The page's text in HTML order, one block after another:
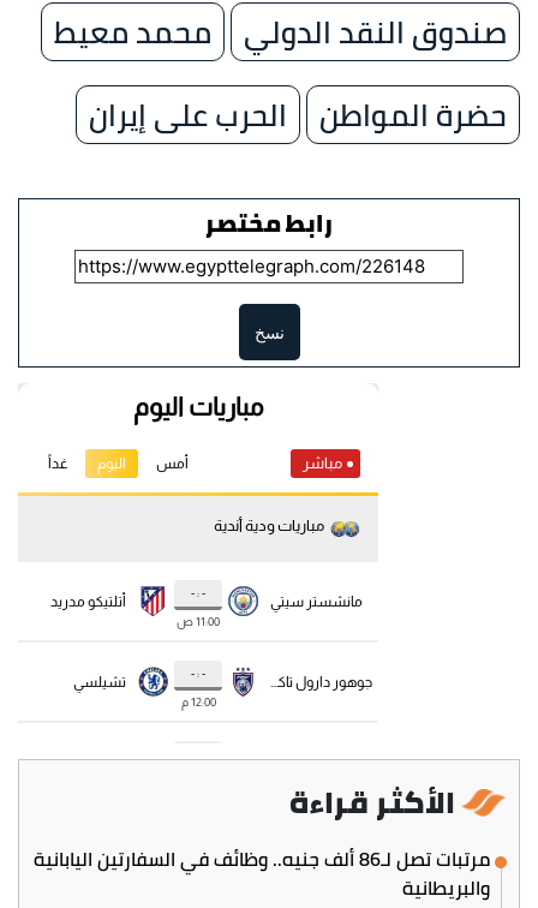
صندوق النقد الدولي
محمد معيط
حضرة المواطن
الحرب على إيران
رابط مختصر
نسخ
الأكثر قراءة
مرتبات تصل لـ86 ألف جنيه.. وظائف في السفارتين اليابانية
والبريطانية